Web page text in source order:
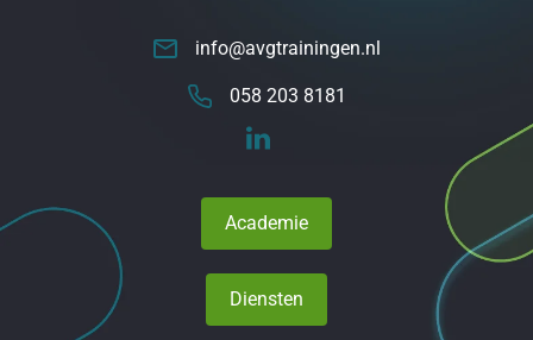
058 203 8181
info@avgtrainingen.nl
Academie
Diensten